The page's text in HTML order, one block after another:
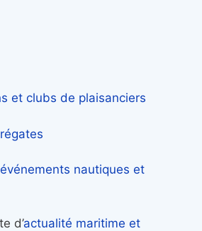
et clubs de plaisanciers
nautiques et
d’actualité maritime et